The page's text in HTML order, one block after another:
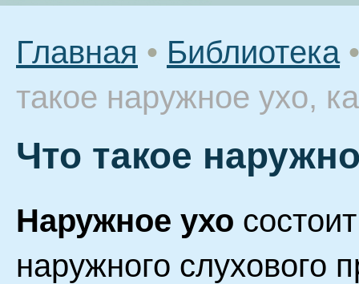
Главная • Библиотека •
такое наружное ухо,
Что такое
Наружное ухо
наружного слухового